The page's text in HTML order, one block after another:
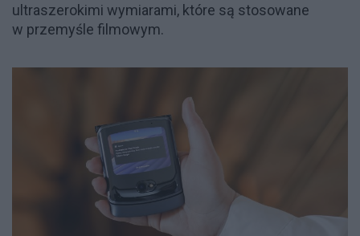
ultraszerokimi wymiarami, które są stosowane
w przemyśle filmowym.